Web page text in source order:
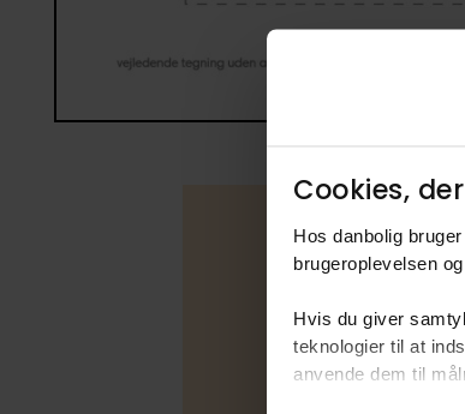
Cookies,
Hos danbolig
brugeroplevelsen
Hvis du giver
teknologier til at
anvende dem til